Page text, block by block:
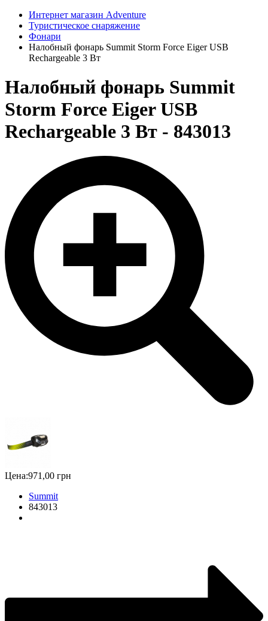
Интернет магазин Adventure
Туристическое снаряжение
Фонари
Налобный фонарь Summit Storm Force Eiger USB
Rechargeable 3 Вт
Налобный фонарь Summit
Storm Force Eiger USB
Rechargeable 3 Вт - 843013
Цена:971,00 грн
Summit
843013